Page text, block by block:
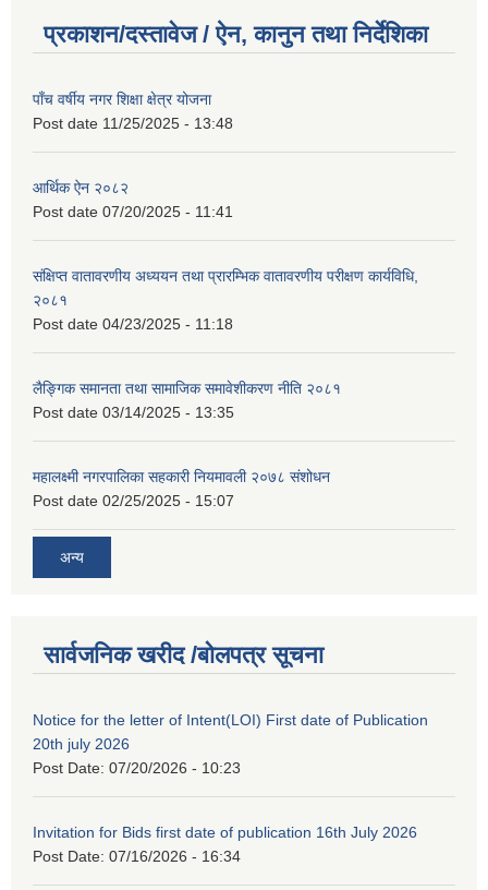
प्रकाशन/दस्तावेज / ऐन, कानुन तथा निर्देशिका
पाँच वर्षीय नगर शिक्षा क्षेत्र योजना
Post date 11/25/2025 - 13:48
आर्थिक ऐन २०८२
Post date 07/20/2025 - 11:41
संक्षिप्त वातावरणीय अध्ययन तथा प्रारम्भिक वातावरणीय परीक्षण कार्यविधि,
२०८१
Post date 04/23/2025 - 11:18
लैङ्गिक समानता तथा सामाजिक समावेशीकरण नीति २०८१
Post date 03/14/2025 - 13:35
महालक्ष्मी नगरपालिका सहकारी नियमावली २०७८ संशोधन
Post date 02/25/2025 - 15:07
अन्य
सार्वजनिक खरीद /बोलपत्र सूचना
Notice for the letter of Intent(LOI) First date of Publication
20th july 2026
Post Date: 07/20/2026 - 10:23
Invitation for Bids first date of publication 16th July 2026
Post Date: 07/16/2026 - 16:34